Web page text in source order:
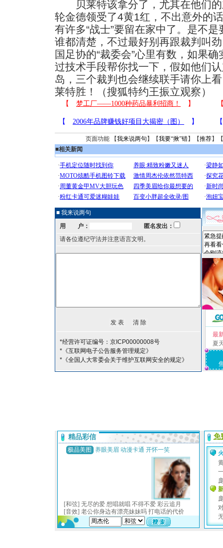
贝莱特该拿分了，尤其在他们的
轮金德领受了4黄1红，不出意外的
有许多“战士”要留在家中了。是不
谁都清楚，不过最好别再跟裁判叫
国足协的“裁委会”心里有数，如果
过技术手段帮你找一下，假如他们
岛，三个裁判也会继续联手请你上
莱特胜！（搜狐特约王振立观察）
页面功能 【我来说两句 】【我要“揪”错】【推荐】
■相关新闻
■ 我来说两句
用 户：
匿名发出：
请各位遵纪守法并注意语言文明。
*经营许可证编号：京ICP00000008号
*《互联网电子公告服务管理规定》
*《全国人大常委会关于维护互联网安全的规定》
最
夏